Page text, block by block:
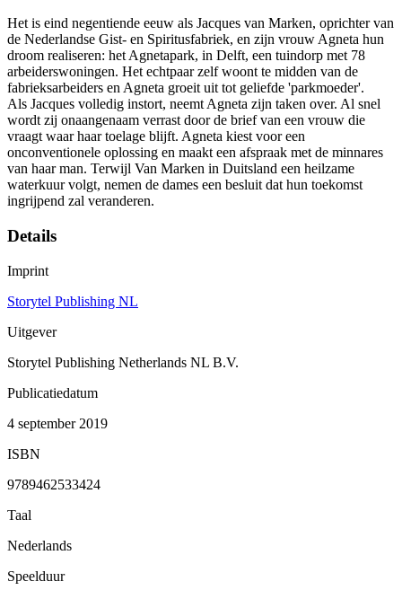
Het is eind negentiende eeuw als Jacques van Marken, oprichter van
de Nederlandse Gist- en Spiritusfabriek, en zijn vrouw Agneta hun
droom realiseren: het Agnetapark, in Delft, een tuindorp met 78
arbeiderswoningen. Het echtpaar zelf woont te midden van de
fabrieksarbeiders en Agneta groeit uit tot geliefde 'parkmoeder'.
Als Jacques volledig instort, neemt Agneta zijn taken over. Al snel
wordt zij onaangenaam verrast door de brief van een vrouw die
vraagt waar haar toelage blijft. Agneta kiest voor een
onconventionele oplossing en maakt een afspraak met de minnares
van haar man. Terwijl Van Marken in Duitsland een heilzame
waterkuur volgt, nemen de dames een besluit dat hun toekomst
ingrijpend zal veranderen.
Details
Imprint
Storytel Publishing NL
Uitgever
Storytel Publishing Netherlands NL B.V.
Publicatiedatum
4 september 2019
ISBN
9789462533424
Taal
Nederlands
Speelduur